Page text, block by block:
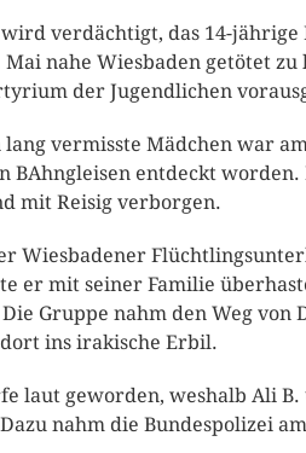
wird verdächtigt, das 14-jährige
nahe Wiesbaden getötet zu
der Jugendlichen
lang vermisste Mädchen war
BAhngleisen entdeckt
mit Reisig verborgen.
Wiesbadener
er mit seiner Familie
Gruppe nahm den Weg von
ins irakische Erbil.
laut geworden, weshalb Ali
nahm die Bundespolizei